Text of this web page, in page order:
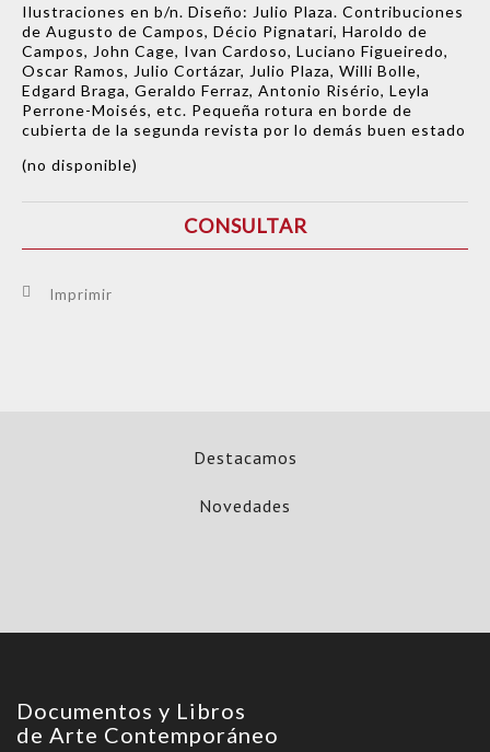
Ilustraciones en b/n. Diseño: Julio Plaza. Contribuciones
de Augusto de Campos, Décio Pignatari, Haroldo de
Campos, John Cage, Ivan Cardoso, Luciano Figueiredo,
Oscar Ramos, Julio Cortázar, Julio Plaza, Willi Bolle,
Edgard Braga, Geraldo Ferraz, Antonio Risério, Leyla
Perrone-Moisés, etc. Pequeña rotura en borde de
cubierta de la segunda revista por lo demás buen estado
(no disponible)
CONSULTAR
Imprimir
Destacamos
Novedades
Documentos y Libros
de Arte Contemporáneo